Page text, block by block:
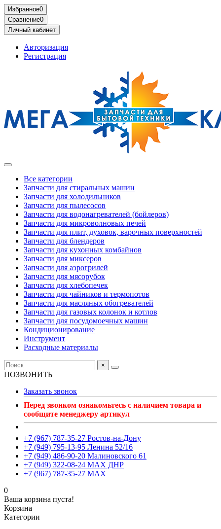
Избранное0
Сравнение0
Личный кабинет
Авторизация
Регистрация
Все категории
Запчасти для стиральных машин
Запчасти для холодильников
Запчасти для пылесосов
Запчасти для водонагревателей (бойлеров)
Запчасти для микроволновых печей
Запчасти для плит, духовок, варочных поверхностей
Запчасти для блендеров
Запчасти для кухонных комбайнов
Запчасти для миксеров
Запчасти для аэрогрилей
Запчасти для мясорубок
Запчасти для хлебопечек
Запчасти для чайников и термопотов
Запчасти для масляных обогревателей
Запчасти для газовых колонок и котлов
Запчасти для посудомоечных машин
Кондиционирование
Инструмент
Расходные материалы
×
ПОЗВОНИТЬ
Заказать звонок
Перед звонком ознакомьтесь с наличием товара и
сообщите менеджеру артикул
+7 (967) 787-35-27 Ростов-на-Дону
+7 (949) 795-13-95 Ленина 52/16
+7 (949) 486-90-20 Малиновского 61
+7 (949) 322-08-24 MAX ДНР
+7 (967) 787-35-27 MAX
0
Ваша корзина пуста!
Корзина
Категории